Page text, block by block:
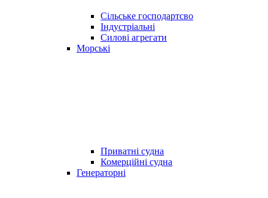
Сільське господартсво
Індустріальні
Силові агрегати
Морські
Приватні судна
Комерційні судна
Генераторні